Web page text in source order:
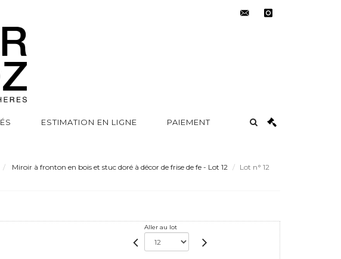
ESTIMATION EN LIGNE PAIEMENT
Miroir à fronton en bois et stuc doré à décor de frise de fe - Lot 12 Lot n° 12
Aller au lot